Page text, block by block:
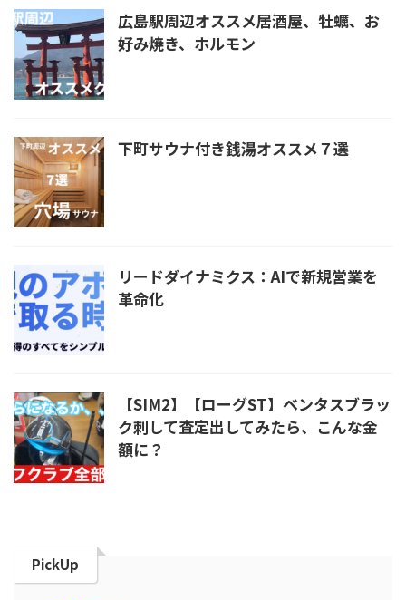
広島駅周辺オススメ居酒屋、牡蠣、お
好み焼き、ホルモン
下町サウナ付き銭湯オススメ７選
リードダイナミクス：AIで新規営業を
革命化
【SIM2】【ローグST】ベンタスブラッ
ク刺して査定出してみたら、こんな金
額に？
PickUp